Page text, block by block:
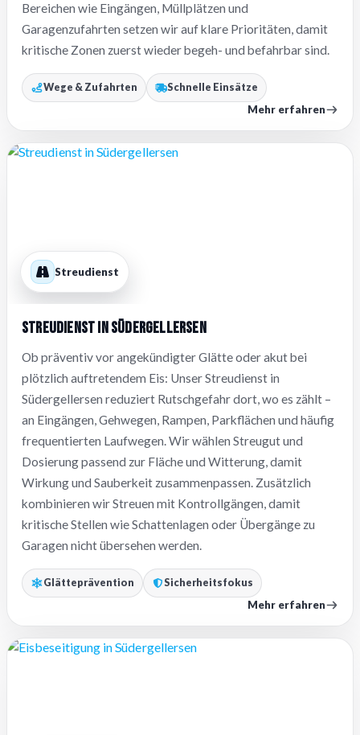
Bereichen wie Eingängen, Müllplätzen und
Garagenzufahrten setzen wir auf klare Prioritäten, damit
kritische Zonen zuerst wieder begeh- und befahrbar sind.
Wege & Zufahrten Schnelle Einsätze
Mehr erfahren
Streudienst
Streudienst in Südergellersen
Ob präventiv vor angekündigter Glätte oder akut bei
plötzlich auftretendem Eis: Unser Streudienst in
Südergellersen reduziert Rutschgefahr dort, wo es zählt –
an Eingängen, Gehwegen, Rampen, Parkflächen und häufig
frequentierten Laufwegen. Wir wählen Streugut und
Dosierung passend zur Fläche und Witterung, damit
Wirkung und Sauberkeit zusammenpassen. Zusätzlich
kombinieren wir Streuen mit Kontrollgängen, damit
kritische Stellen wie Schattenlagen oder Übergänge zu
Garagen nicht übersehen werden.
Glätteprävention Sicherheitsfokus
Mehr erfahren